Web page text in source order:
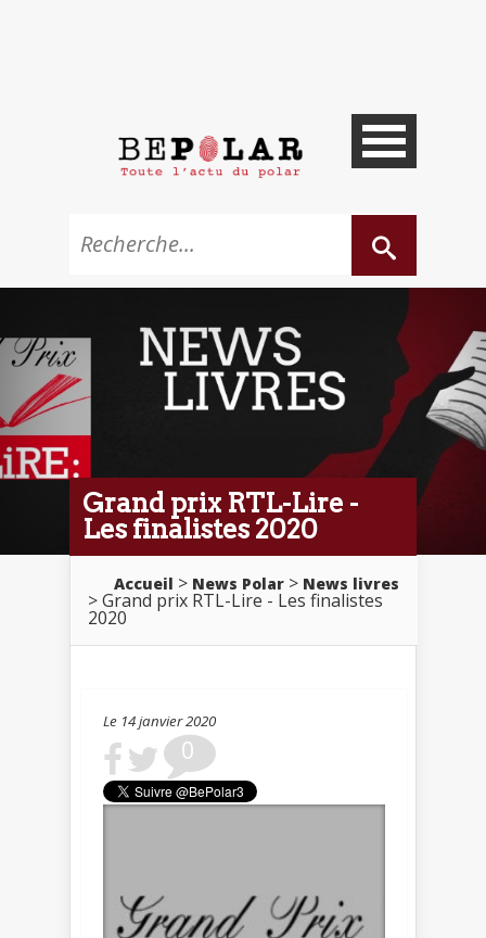
Grand prix RTL-Lire -
Les finalistes 2020
Accueil > News Polar > News livres
> Grand prix RTL-Lire - Les finalistes
2020
Le 14 janvier 2020
0